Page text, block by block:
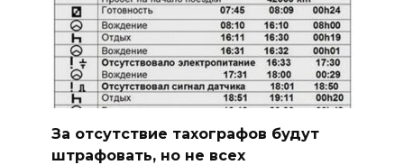
За отсутствие тахографов будут
штрафовать, но не всех